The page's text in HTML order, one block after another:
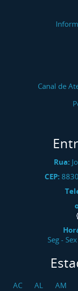
Canal de
Rua:
CEP:
Seg -
AC AL AM